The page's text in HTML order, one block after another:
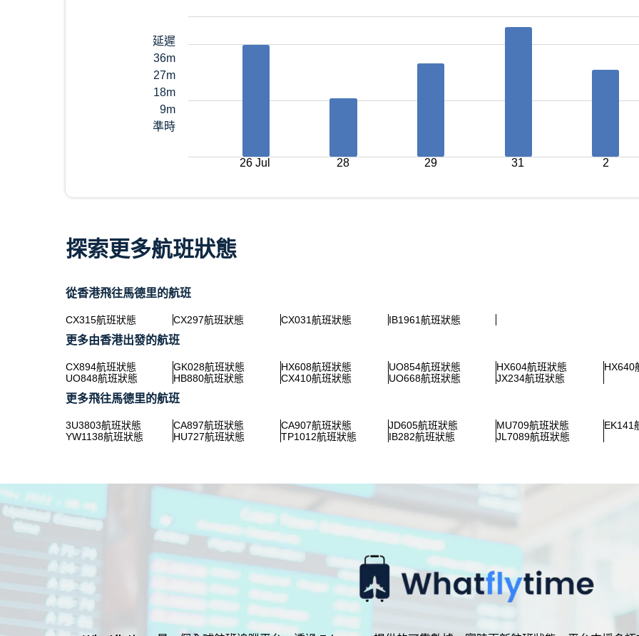
延遲
36m
27m
18m
9m
準時
26 Jul 28 29 31 2
探索更多航班狀態
從香港飛往馬德里的航班
CX315航班狀態 CX297航班狀態 CX031航班狀態 IB1961航班狀態
更多由香港出發的航班
CX894航班狀態 GK028航班狀態 HX608航班狀態 UO854航班狀態 HX604航班狀態 HX640
UO848航班狀態
HB880航班狀態 CX410航班狀態 UO668航班狀態 JX234航班狀態
更多飛往馬德里的航班
3U3803航班狀態 CA897航班狀態 CA907航班狀態 JD605航班狀態 MU709航班狀態 EK141
YW1138航班狀態
HU727航班狀態 TP1012航班狀態 IB282航班狀態 JL7089航班狀態